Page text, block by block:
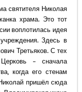
святителя Николая
храма. Это тот
воплотилась идея
учреждения. Здесь в
Третьяков. С тех
– сначала
когда его стенам
пришёл сюда